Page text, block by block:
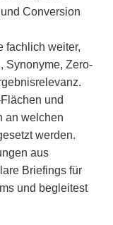
Conversion
fachlich weiter,
Synonyme, Zero-
und
an welchen
werden.
aus
Briefings für
und begleitest